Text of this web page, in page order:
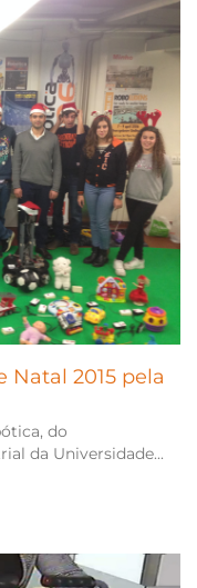
2015 pela
do
da Universidade...